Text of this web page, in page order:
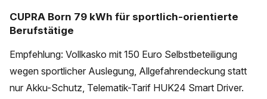
CUPRA Born 79 kWh für sportlich-orientierte
Berufstätige
Empfehlung: Vollkasko mit 150 Euro Selbstbeteiligung
wegen sportlicher Auslegung, Allgefahrendeckung statt
nur Akku-Schutz, Telematik-Tarif HUK24 Smart Driver.